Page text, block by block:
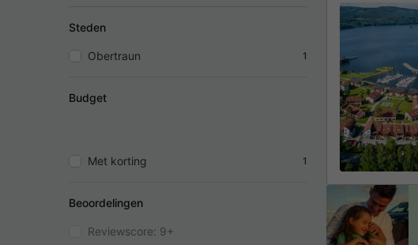
Steden
Obertraun 1
Budget
Met korting 1
Beoordelingen
Reviewscore: 9+